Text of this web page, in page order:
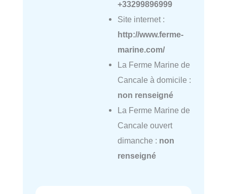
+33299896999
Site internet :
http://www.ferme-
marine.com/
La Ferme Marine de
Cancale à domicile :
non renseigné
La Ferme Marine de
Cancale ouvert
dimanche : non
renseigné